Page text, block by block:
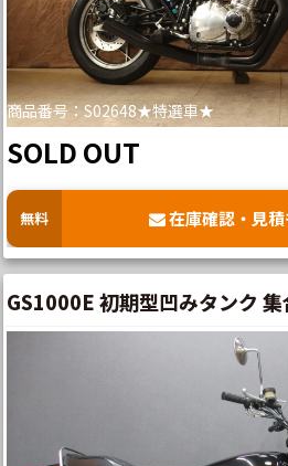
商品番号：S02648★特選車★
SOLD OUT
無料 在庫確認・見
GS1000E 初期型凹みタンク